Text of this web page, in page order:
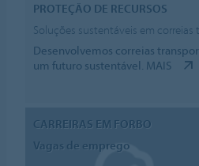
PROTEÇÃO DE RECURSOS
Soluções sustentáveis em correias
Desenvolvemos correias
um futuro sustentável. MAIS
CARREIRAS EM FORBO
Vagas de emprego